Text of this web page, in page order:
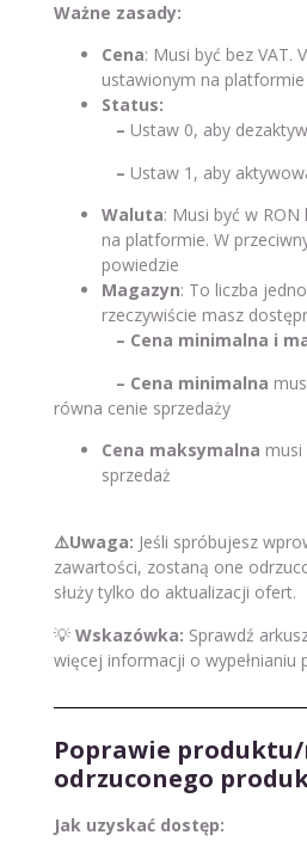
Ważne zasady:
Cena: Musi być bez VAT.
ustawionym na platformie
Status:
– Ustaw 0, aby
– Ustaw 1, aby
Waluta: Musi być w
na platformie. W
powiedzie
Magazyn: To liczba
rzeczywiście masz
– Cena minimalna i
– Cena minimalna
równa cenie sprzedaży
Cena maksymalna musi
sprzedaż
⚠️Uwaga: Jeśli spróbujesz
zawartości, zostaną one
służy tylko do aktualizacji ofert.
💡 Wskazówka: Sprawdź
więcej informacji o wypełnianiu
Poprawie
odrzuconego
Jak uzyskać dostęp: